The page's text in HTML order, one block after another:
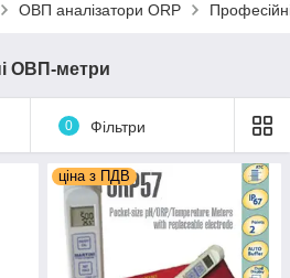
ОВП аналізатори ORP
ОВП-метри
0 Фільтри
ціна з ПДВ